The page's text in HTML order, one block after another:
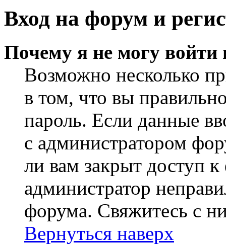
Вход на форум и
Почему я не могу войти
Возможно несколько
в том, что вы
пароль. Если данные
с администратором
ли вам закрыт доступ
администратор
форума. Свяжитесь с
Вернуться наверх